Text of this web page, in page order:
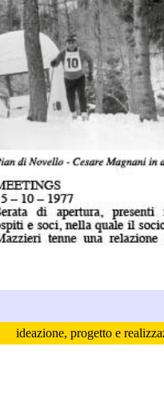
ideazione, progetto e